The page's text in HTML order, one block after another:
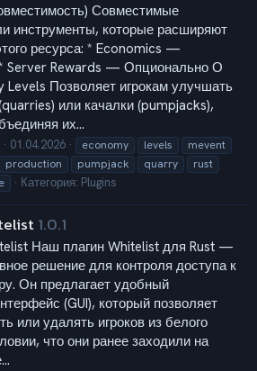
Совместимые
инструменты, которые расширяют
ресурса: * Economics —
Server Rewards — Опционально О
Levels Позволяет игрокам улучшать
или качалки (pumpjacks),
их...
01.04.2026 economy levels
mevent
production pumpjack quarry
rust
Категория: Plugins
1.0.1
Наш плагин Whitelist для Rust —
решение для контроля доступа к
Он предлагает удобный
(GUI), который позволяет
или удалять игроков из белого
что они ранее заходили на